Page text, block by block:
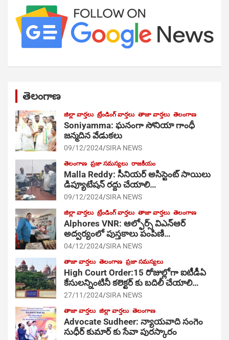
తెలంగాణ
జిల్లా వార్తలు ట్రేండింగ్ వార్తలు తాజా వార్తలు తెలంగాణ
Soniyamma: ఘ‌నంగా సోనియా గాంధీ
జ‌న్మ‌దిన వేడుక‌లు
09/12/2024 SIRA NEWS
తెలంగాణ ప్రజా సమస్యలు రాజకీయం
Malla Reddy: సీనియర్ అసిస్టెంట్ సాయిలు
డిప్యూటేషన్ రద్దు చేయాలి…
09/12/2024 SIRA NEWS
జిల్లా వార్తలు ట్రేండింగ్ వార్తలు తాజా వార్తలు తెలంగాణ
Alphores VNR: ఆల్ఫోర్స్ విఎన్ఆర్
అద్వర్యంలో పుస్తకాలు పంపిణి…
04/12/2024 SIRA NEWS
తాజా వార్తలు తెలంగాణ ప్రజా సమస్యలు
High Court Order:15 రోజుల్లోగా ఐటీడీఏ
కేసులన్నింటినీ కలెక్టర్ కు బదిలీ చేయాలి…
27/11/2024 SIRA NEWS
తాజా వార్తలు జిల్లా వార్తలు తెలంగాణ
Advocate Sudheer: న్యాయవాది సంగెం
సుధీర్ కుమార్ కు సేవా పురస్కారం